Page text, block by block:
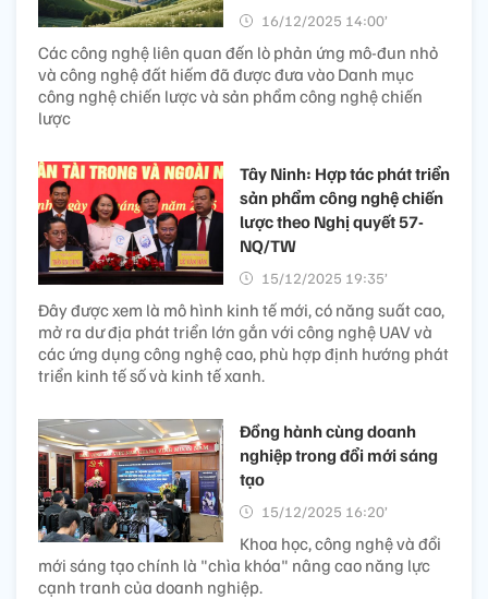
16/12/2025 14:00’
Các công nghệ liên quan đến lò phản ứng mô-đun nhỏ
và công nghệ đất hiếm đã được đưa vào Danh mục
công nghệ chiến lược và sản phẩm công nghệ chiến
lược
Tây Ninh: Hợp tác phát triển
sản phẩm công nghệ chiến
lược theo Nghị quyết 57-
NQ/TW
15/12/2025 19:35’
Đây được xem là mô hình kinh tế mới, có năng suất cao,
mở ra dư địa phát triển lớn gắn với công nghệ UAV và
các ứng dụng công nghệ cao, phù hợp định hướng phát
triển kinh tế số và kinh tế xanh.
Đồng hành cùng doanh
nghiệp trong đổi mới sáng
tạo
15/12/2025 16:20’
Khoa học, công nghệ và đổi
mới sáng tạo chính là "chìa khóa" nâng cao năng lực
cạnh tranh của doanh nghiệp.